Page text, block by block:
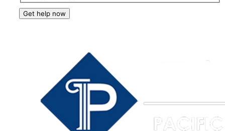
Get help now